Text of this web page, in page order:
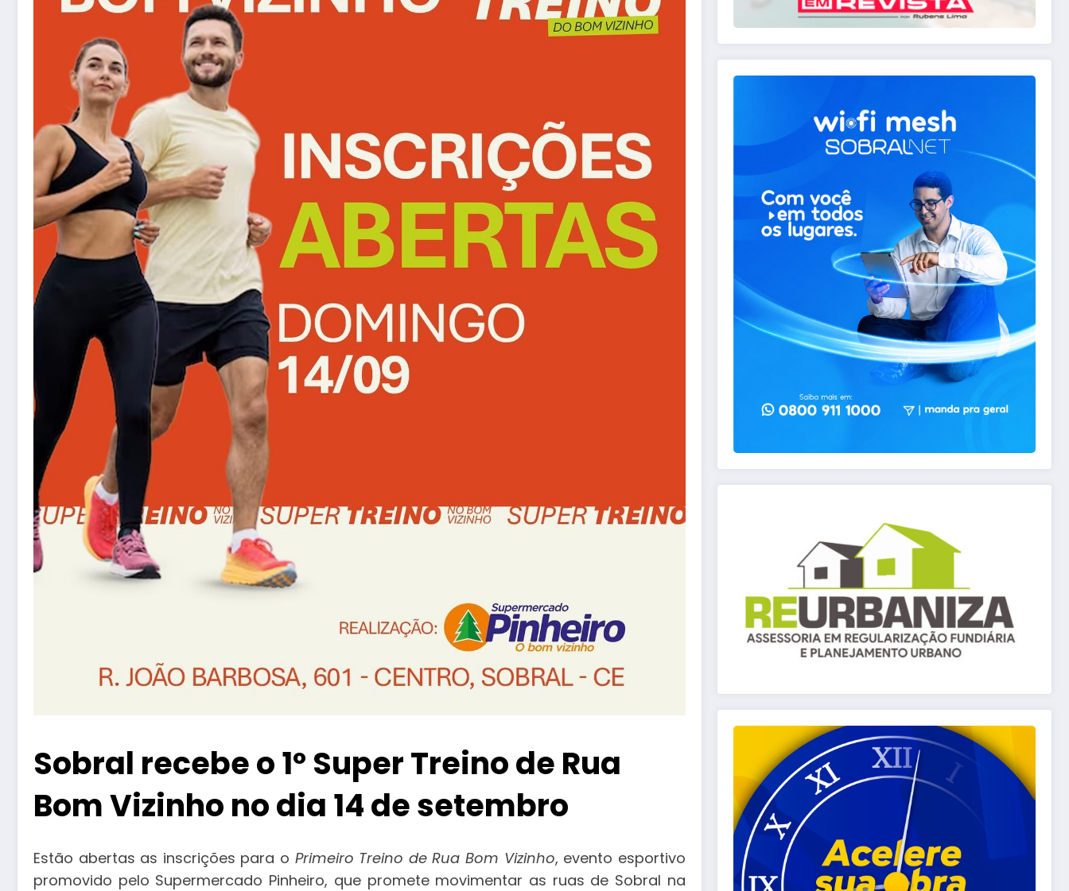
Sobral recebe o 1º Super Treino de Rua
Bom Vizinho no dia 14 de setembro
Estão abertas as inscrições para o Primeiro Treino de Rua Bom Vizinho, evento esportivo
promovido pelo Supermercado Pinheiro, que promete movimentar as ruas de Sobral na